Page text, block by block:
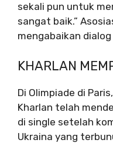
sekali pun untuk
sangat baik.”
mengabaikan dialog
KHARLAN
Di Olimpiade di
Kharlan telah
di single setelah
Ukraina yang